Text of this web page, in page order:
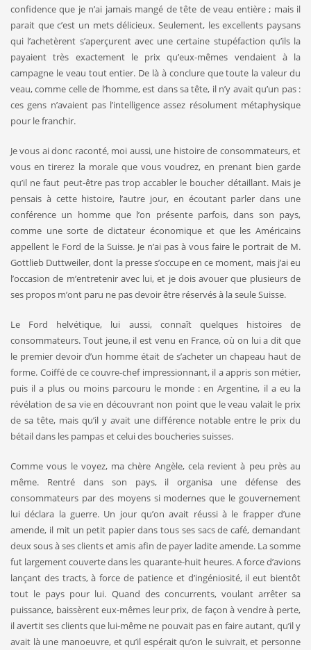
confidence que je n’ai jamais mangé de tête de veau entière ; mais il
parait que c’est un mets délicieux. Seulement, les excellents paysans
qui l’achetèrent s’aperçurent avec une certaine stupéfaction qu’ils la
payaient très exactement le prix qu’eux-mêmes vendaient à la
campagne le veau tout entier. De là à conclure que toute la valeur du
veau, comme celle de l’homme, est dans sa tête, il n’y avait qu’un pas :
ces gens n’avaient pas l’intelli­gence assez résolument métaphysique
pour le franchir.
Je vous ai donc raconté, moi aussi, une histoire de consomma­teurs, et
vous en tirerez la morale que vous voudrez, en prenant bien garde
qu’il ne faut peut-être pas trop accabler le boucher dé­taillant. Mais je
pensais à cette histoire, l’autre jour, en écoutant parler dans une
conférence un homme que l’on présente parfois, dans son pays,
comme une sorte de dictateur économique et que les Américains
appellent le Ford de la Suisse. Je n’ai pas à vous faire le portrait de M.
Gottlieb Duttweiler, dont la presse s’occupe en ce moment, mais j’ai eu
l’occasion de m’entretenir avec lui, et je dois avouer que plusieurs de
ses propos m’ont paru ne pas devoir être réservés à la seule Suisse.
Le Ford helvétique, lui aussi, connaît quelques histoires de
consommateurs. Tout jeune, il est venu en France, où on lui a dit que
le premier devoir d’un homme était de s’acheter un chapeau haut de
forme. Coiffé de ce couvre-chef impressionnant, il a appris son métier,
puis il a plus ou moins parcouru le monde : en Argen­tine, il a eu la
révélation de sa vie en découvrant non point que le veau valait le prix
de sa tête, mais qu’il y avait une différence nota­ble entre le prix du
bétail dans les pampas et celui des boucheries suisses.
Comme vous le voyez, ma chère Angèle, cela revient à peu près au
même. Rentré dans son pays, il organisa une défense des
consommateurs par des moyens si modernes que le gouvernement
lui déclara la guerre. Un jour qu’on avait réussi à le frapper d’une
amende, il mit un petit papier dans tous ses sacs de café, deman­dant
deux sous à ses clients et amis afin de payer ladite amende. La somme
fut largement couverte dans les quarante-huit heures. A force d’avions
lançant des tracts, à force de patience et d’ingéniosi­té, il eut bientôt
tout le pays pour lui. Quand des concurrents, vou­lant arrêter sa
puissance, baissèrent eux-mêmes leur prix, de façon à vendre à perte,
il avertit ses clients que lui-même ne pouvait pas en faire autant, qu’il y
avait là une manoeuvre, et qu’il espérait qu’on le suivrait, et personne